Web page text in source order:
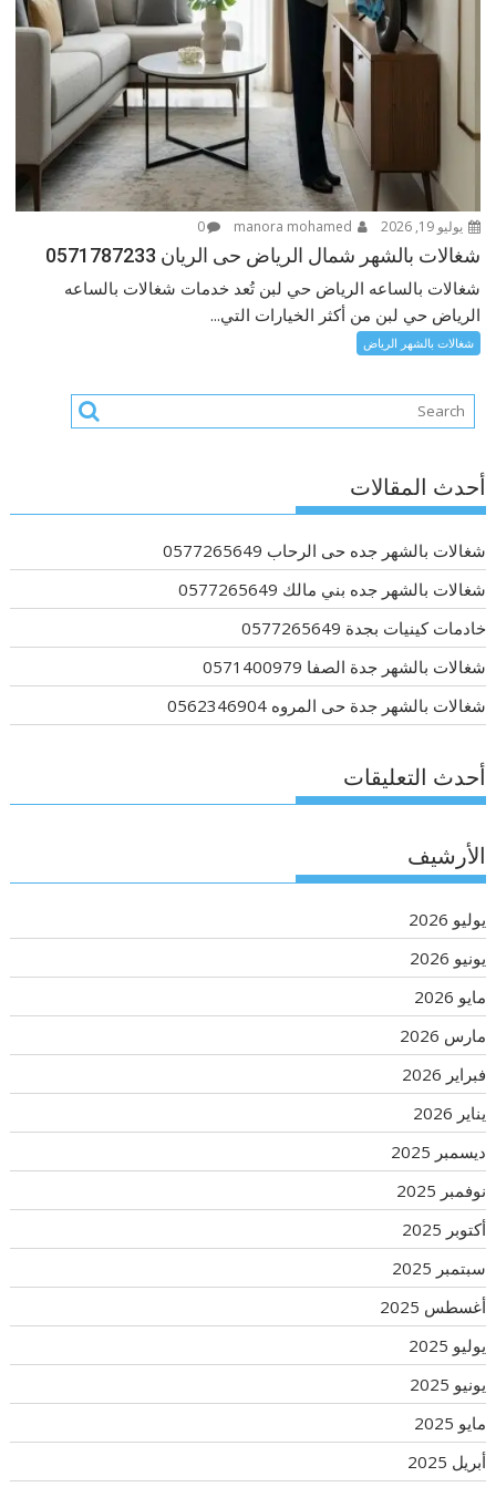
يوليو 19, 2026 0
شغالات بالشهر شمال الرياض حى الريان 0571787233
شغالات بالساعه الرياض حي لبن تُعد خدمات شغالات بالساعه
الرياض حي لبن من أكثر الخيارات التي...
شغالات بالشهر الرياض
أحدث المقالات
شغالات بالشهر جده حى الرحاب 0577265649
شغالات بالشهر جده بني مالك 0577265649
خادمات كينيات بجدة 0577265649
شغالات بالشهر جدة الصفا 0571400979
شغالات بالشهر جدة حى المروه 0562346904
أحدث التعليقات
الأرشيف
يوليو 2026
يونيو 2026
مايو 2026
مارس 2026
فبراير 2026
يناير 2026
ديسمبر 2025
نوفمبر 2025
أكتوبر 2025
سبتمبر 2025
أغسطس 2025
يوليو 2025
يونيو 2025
مايو 2025
أبريل 2025